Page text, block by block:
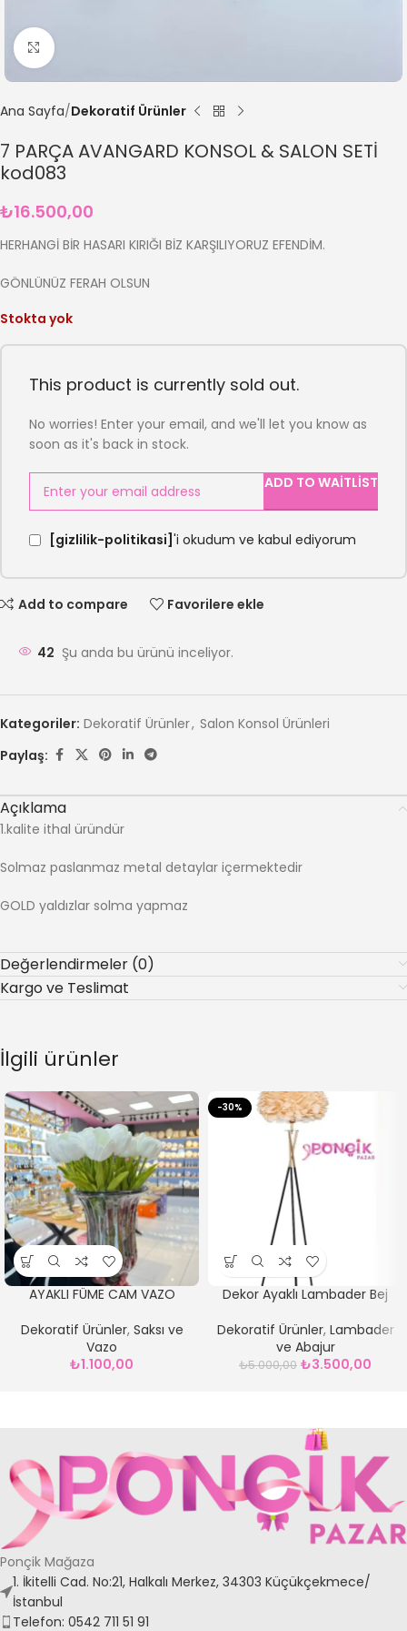
Büyütmek için tıklayın
Ana Sayfa Dekoratif Ürünler
7 PARÇA AVANGARD KONSOL & SALON SETİ
kod083
₺16.500,00
HERHANGİ BİR HASARI KIRIĞI BİZ KARŞILIYORUZ EFENDİM.
GÖNLÜNÜZ FERAH OLSUN
Stokta yok
This product is currently sold out.
No worries! Enter your email, and we'll let you know as
soon as it's back in stock.
ADD TO WAITLIST
[gizlilik-politikasi] 'i okudum ve kabul ediyorum
Add to compare Favorilere ekle
42 Şu anda bu ürünü inceliyor.
Kategoriler: Dekoratif Ürünler, Salon Konsol Ürünleri
Paylaş:
Açıklama
1.kalite ithal üründür
Solmaz paslanmaz metal detaylar içermektedir
GOLD yaldızlar solma yapmaz
Değerlendirmeler (0)
Kargo ve Teslimat
İlgili ürünler
AYAKLI FÜME CAM VAZO
Dekoratif Ürünler, Saksı ve
Vazo
₺1.100,00
-30%
Dekor Ayaklı Lambader Bej
Dekoratif Ürünler, Lambader
ve Abajur
₺5.000,00 ₺3.500,00
Ponçik Mağaza
1. İkitelli Cad. No:21, Halkalı Merkez, 34303 Küçükçekmece/
İstanbul
Telefon: 0542 711 51 91